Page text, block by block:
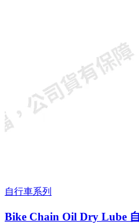
自行車系列
Bike Chain Oil Dry Lube